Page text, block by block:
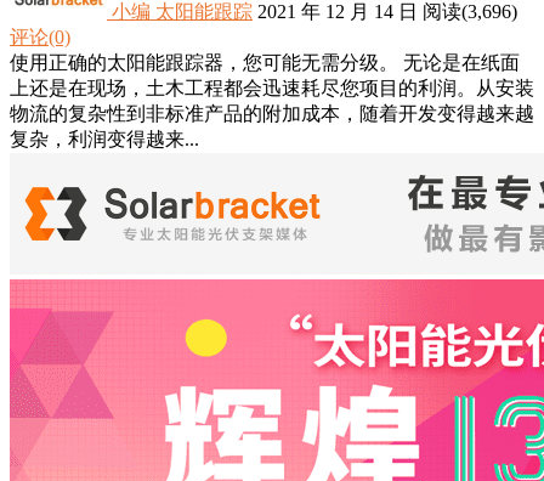
小编 太阳能跟踪 2021 年 12 月 14 日 阅读(3,696)
评论(0)
使用正确的太阳能跟踪器，您可能无需分级。 无论是在纸面
上还是在现场，土木工程都会迅速耗尽您项目的利润。从安装
物流的复杂性到非标准产品的附加成本，随着开发变得越来越
复杂，利润变得越来...